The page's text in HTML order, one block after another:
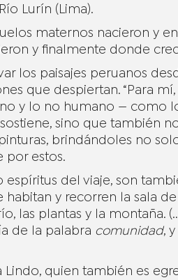
Lurín (Lima).
maternos nacieron y
y finalmente donde
los paisajes peruanos
que despiertan. “Para
y lo no humano — como
sino que también
brindándoles no
por estos.
del viaje, son
y recorren la sala
las plantas y la montaña.
de la palabra comunidad,
Lindo, quien también es